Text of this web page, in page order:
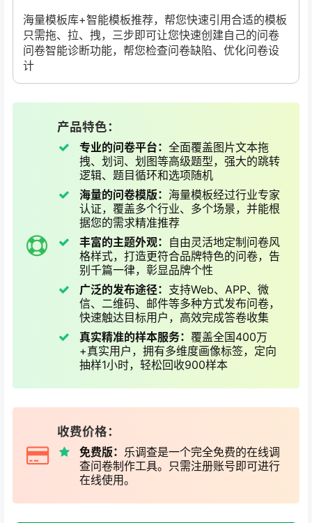
海量模板库+智能模板推荐，帮您快速引用合适的模板
只需拖、拉、拽，三步即可让您快速创建自己的问卷
问卷智能诊断功能，帮您检查问卷缺陷、优化问卷设
计
产品特色：
专业的问卷平台： 全面覆盖图片文本拖
拽、划词、划图等高级题型，强大的跳转
逻辑、题目循环和选项随机
海量的问卷模版： 海量模板经过行业专家
认证，覆盖多个行业、多个场景，并能根
据您的需求精准推荐
丰富的主题外观： 自由灵活地定制问卷风
格样式，打造更符合品牌特色的问卷，告
别千篇一律，彰显品牌个性
广泛的发布途径： 支持Web、APP、微
信、二维码、邮件等多种方式发布问卷，
快速触达目标用户，高效完成答卷收集
真实精准的样本服务： 覆盖全国400万
+真实用户，拥有多维度画像标签，定向
抽样1小时，轻松回收900样本
收费价格：
免费版： 乐调查是一个完全免费的在线调
查问卷制作工具。只需注册账号即可进行
在线使用。